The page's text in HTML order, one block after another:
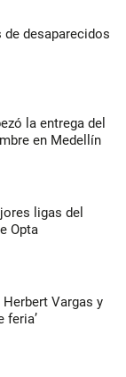
de desaparecidos
la entrega del
en Medellín
ligas del
Opta
Vargas y
feria’